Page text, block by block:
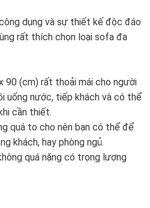
dụng và sự thiết kế độc đáo
rất thích chọn loại sofa đa
90 (cm) rất thoải mái cho người
uống nước, tiếp khách và có thể
cần thiết.
quá to cho nên bạn có thể để
khách, hay phòng ngủ.
quá nặng có trọng lượng